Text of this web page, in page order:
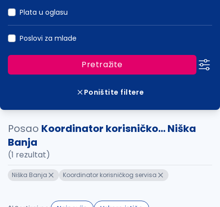
Plata u oglasu
Poslovi za mlade
Pretražite
Poništite filtere
Posao Koordinator korisničko... Niška
Banja
(1 rezultat)
Niška Banja Koordinator korisničkog servisa